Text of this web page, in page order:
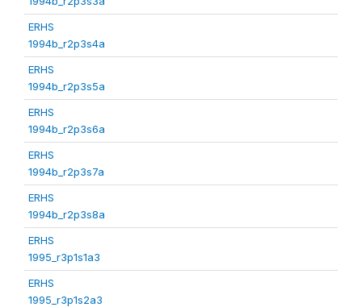
ERHS
1994b_r2p3s4a
ERHS
1994b_r2p3s5a
ERHS
1994b_r2p3s6a
ERHS
1994b_r2p3s7a
ERHS
1994b_r2p3s8a
ERHS
1995_r3p1s1a3
ERHS
1995_r3p1s2a3